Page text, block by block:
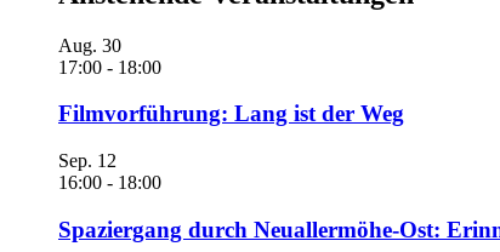
Aug. 30
17:00 - 18:00
Filmvorführung: Lang ist der Weg
Sep. 12
16:00 - 18:00
Spaziergang durch Neuallermöhe-Ost: